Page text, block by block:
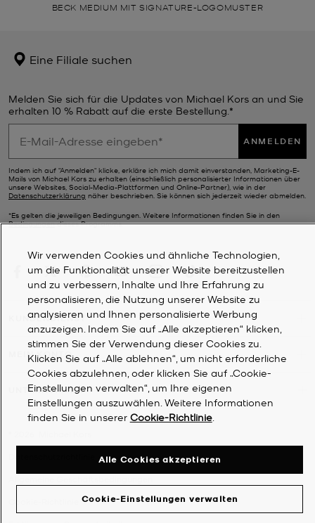
BECK MEDIUM MIT SIGNATURE-LOGOMUSTER
Eine Filiale suchen
Melden Sie sich für die Updates von Michael Kors an und Sie
erhalten 10 % Rabatt auf die erste Bestellung.*
ANMELDEN
Indem ich auf "Anmelden" klicke, erkläre ich mich damit einverstanden, Marketing-E-
Mails von Michael Kors zu erhalten (einschließlich personalisierter Informationen über
unsere Websites, Social-Media-Plattformen und Online-Partner), wie in der
Datenschutzerklärung näher beschrieben. Sie können sich jederzeit wieder abmelden.
*Es gelten die jeweiligen Bedingungen. Weitere Informationen finden Sie in den
Bedingungendieses Programms.
KUNDENDIENST
MEIN KONTO
UNTERNEHMEN
Wir verwenden Cookies und ähnliche Technologien,
um die Funktionalität unserer Website bereitzustellen
und zu verbessern, Inhalte und Ihre Erfahrung zu
personalisieren, die Nutzung unserer Website zu
analysieren und Ihnen personalisierte Werbung
anzuzeigen. Indem Sie auf „Alle akzeptieren“ klicken,
stimmen Sie der Verwendung dieser Cookies zu.
Klicken Sie auf „Alle ablehnen“, um nicht erforderliche
Cookies abzulehnen, oder klicken Sie auf „Cookie-
Einstellungen verwalten“, um Ihre eigenen
Einstellungen auszuwählen. Weitere Informationen
finden Sie in unserer Cookie-Richtlinie.
Cookie-Einstellungen verwalten
Alle Cookies akzeptieren